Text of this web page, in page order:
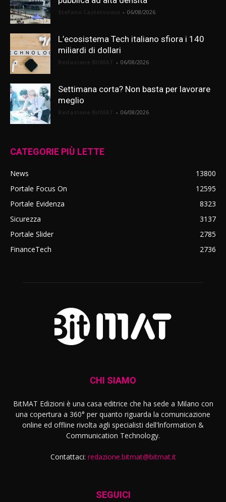
- 06/08/2026
L’ecosistema Tech italiano sfiora i 140
miliardi di dollari
- 06/08/2026
Settimana corta? Non basta per lavorare
meglio
- 06/08/2026
CATEGORIE PIÙ LETTE
News
13800
Portale Focus On
12595
Portale Evidenza
8323
Sicurezza
3137
Portale Slider
2785
FinanceTech
2736
CHI SIAMO
BitMAT Edizioni è una casa editrice che ha sede a Milano con
una copertura a 360° per quanto riguarda la comunicazione
online ed offline rivolta agli specialisti dell'lnformation &
Communication Technology.
Contattaci: redazione.bitmat@bitmat.it
SEGUICI